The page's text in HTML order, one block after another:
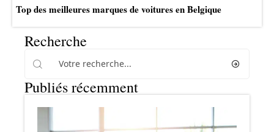
Top des meilleures marques de voitures en Belgique
Recherche
Publiés récemment